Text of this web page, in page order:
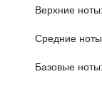
Верхние ноты:
Средние
Базовые ноты: